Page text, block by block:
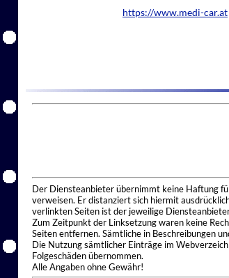
https://www.medi-car.at
Der Diensteanbieter übernimmt keine Haftung
verweisen. Er distanziert sich hiermit
verlinkten Seiten ist der jeweilige
Zum Zeitpunkt der Linksetzung waren keine
Seiten entfernen. Sämtliche in Beschreibungen
Die Nutzung sämtlicher Einträge im
Folgeschäden übernommen.
Alle Angaben ohne Gewähr!